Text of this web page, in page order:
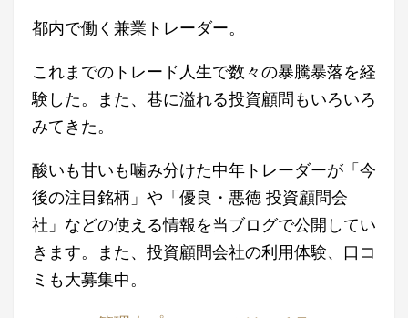
都内で働く兼業トレーダー。
これまでのトレード人生で数々の暴騰暴落を経
験した。また、巷に溢れる投資顧問もいろいろ
みてきた。
酸いも甘いも噛み分けた中年トレーダーが「今
後の注目銘柄」や「優良・悪徳 投資顧問会
社」などの使える情報を当ブログで公開してい
きます。また、投資顧問会社の利用体験、口コ
ミも大募集中。